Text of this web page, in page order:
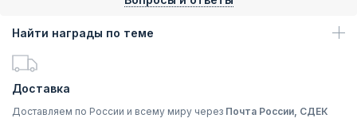
Найти награды по теме
Доставка
Доставляем по России и всему миру через Почта России, СДЕК